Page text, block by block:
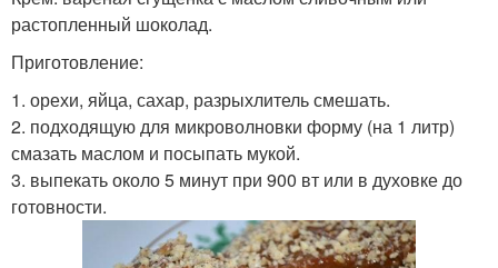
растопленный шоколад.
Приготовление:
1. орехи, яйца, сахар, разрыхлитель смешать.
2. подходящую для микроволновки форму (на 1 литр)
смазать маслом и посыпать мукой.
3. выпекать около 5 минут при 900 вт или в духовке до
готовности.